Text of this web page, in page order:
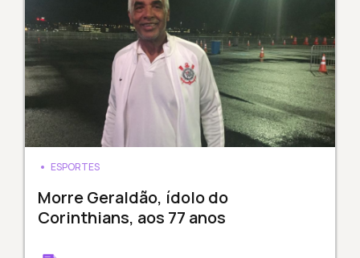
ESPORTES
Morre Geraldão, ídolo do
Corinthians, aos 77 anos